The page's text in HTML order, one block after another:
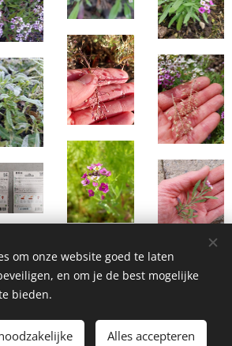
Homegrown by Bianca ©2026
Cookies
om onze website goed te laten
en om je de best mogelijke
bieden.
Alles accepteren